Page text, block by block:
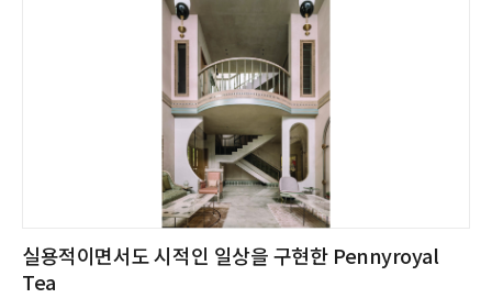
실용적이면서도 시적인 일상을 구현한 Pennyroyal
Tea